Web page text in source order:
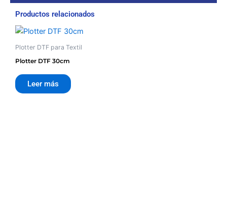
Productos relacionados
Plotter DTF para Textil
Plotter DTF 30cm
Leer más